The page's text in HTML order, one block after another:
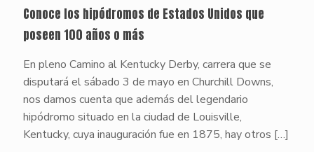
Conoce los hipódromos de Estados Unidos que
poseen 100 años o más
En pleno Camino al Kentucky Derby, carrera que se
disputará el sábado 3 de mayo en Churchill Downs,
nos damos cuenta que además del legendario
hipódromo situado en la ciudad de Louisville,
Kentucky, cuya inauguración fue en 1875, hay otros […]